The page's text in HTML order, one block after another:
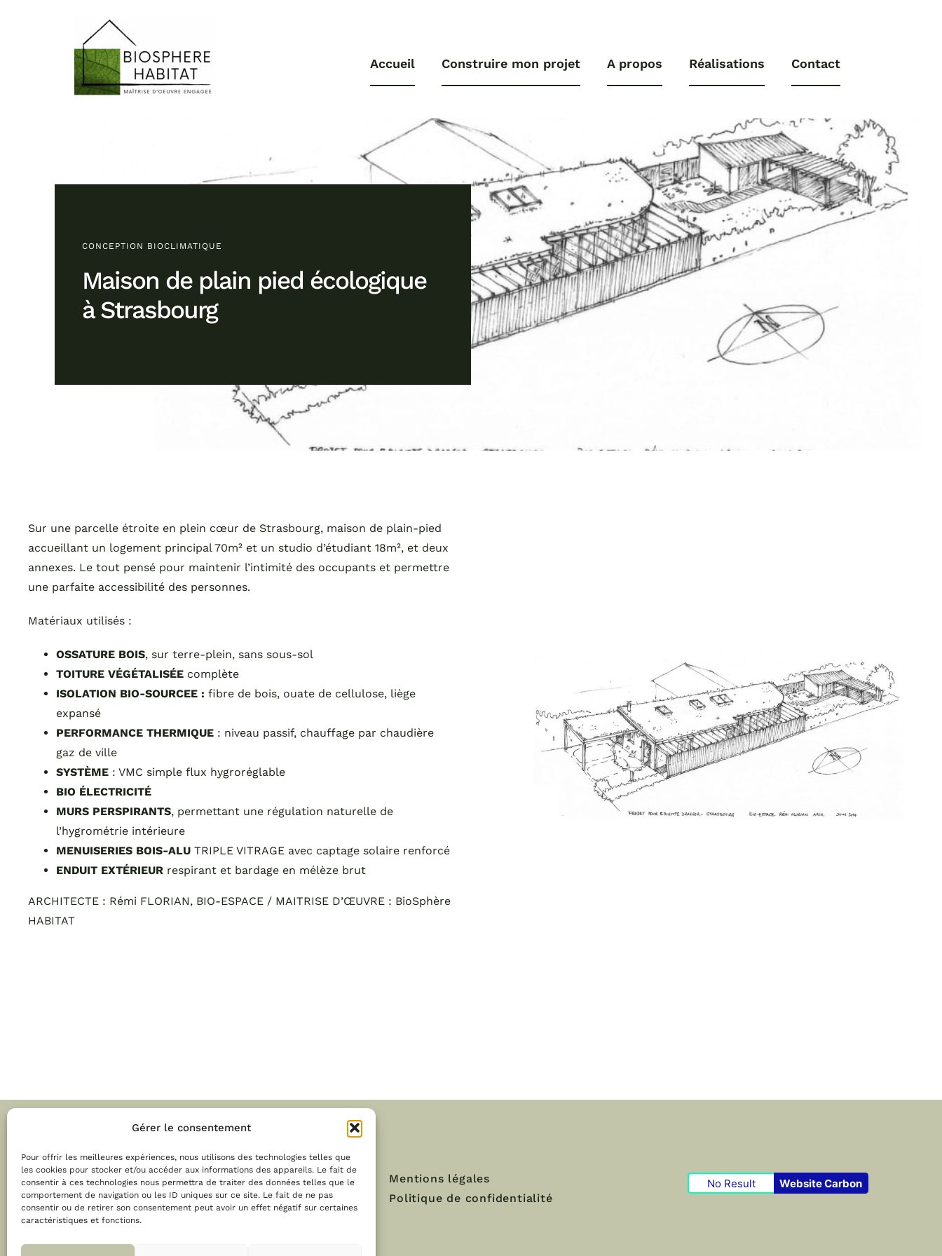
Gérer le consentement
Pour offrir les meilleures expériences, nous utilisons des technologies telles que
les cookies pour stocker et/ou accéder aux informations des appareils. Le fait de
consentir à ces technologies nous permettra de traiter des données telles que le
comportement de navigation ou les ID uniques sur ce site. Le fait de ne pas
consentir ou de retirer son consentement peut avoir un effet négatif sur certaines
caractéristiques et fonctions.
Accueil Construire mon projet A propos Réalisations Contact
CONCEPTION BIOCLIMATIQUE
Maison de plain pied écologique
à Strasbourg
Sur une parcelle étroite en plein cœur de Strasbourg, maison de plain-pied
accueillant un logement principal 70m² et un studio d’étudiant 18m², et deux
annexes. Le tout pensé pour maintenir l’intimité des occupants et permettre
une parfaite accessibilité des personnes.
Matériaux utilisés :
OSSATURE BOIS, sur terre-plein, sans sous-sol
TOITURE VÉGÉTALISÉEcomplète
ISOLATION BIO-SOURCEE : fibre de bois, ouate de cellulose, liège
expansé
PERFORMANCE THERMIQUE: niveau passif, chauffage par chaudière
gaz de ville
SYSTÈME: VMC simple flux hygroréglable
BIO ÉLECTRICITÉ
MURS PERSPIRANTS, permettant une régulation naturelle de
l’hygrométrie intérieure
MENUISERIES BOIS-ALU TRIPLE VITRAGE avec captage solaire renforcé
ENDUIT EXTÉRIEURrespirant et bardage en mélèze brut
ARCHITECTE : Rémi FLORIAN, BIO-ESPACE / MAITRISE D’ŒUVRE : BioSphère
HABITAT
Biosphère Habitat
Maître d’œuvre et biologiste de l’habitat à
Saverne, en Alsace.
Mentions légales
Politique de confidentialité
No Result Website Carbon